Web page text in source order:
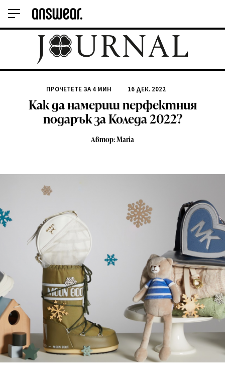
ПРОЧЕТЕТЕ ЗА4 МИН 16 ДЕК. 2022
Как да намериш перфектния
подарък за Коледа 2022?
Автор: Maria